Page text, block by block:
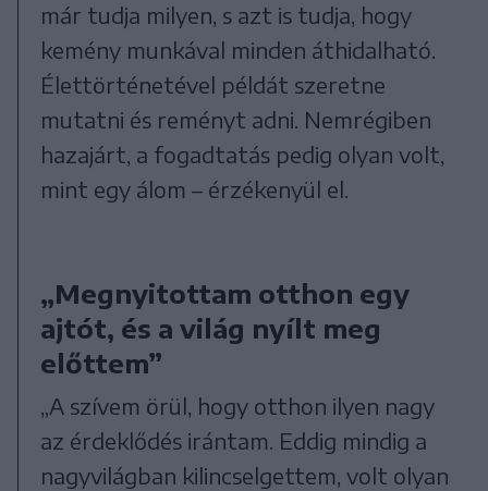
már tudja milyen, s azt is tudja, hogy
kemény munkával minden áthidalható.
Élettörténetével példát szeretne
mutatni és reményt adni. Nemrégiben
hazajárt, a fogadtatás pedig olyan volt,
mint egy álom – érzékenyül el.
„Megnyitottam otthon egy
ajtót, és a világ nyílt meg
előttem”
„A szívem örül, hogy otthon ilyen nagy
az érdeklődés irántam. Eddig mindig a
nagyvilágban kilincselgettem, volt olyan